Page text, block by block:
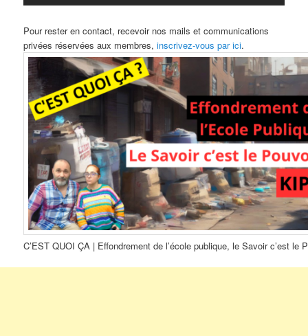
Pour rester en contact, recevoir nos mails et communications
privées réservées aux membres,inscrivez-vous par ici.
C’EST QUOI ÇA | Effondrement de l’école publique, le Savoir c’est le